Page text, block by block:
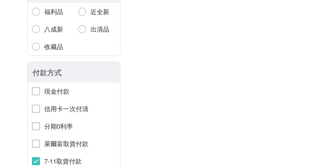
福利品
近全新
八成新
出清品
收藏品
付款方式
現金付款
信用卡一次付清
分期0利率
萊爾富取貨付款
7-11取貨付款